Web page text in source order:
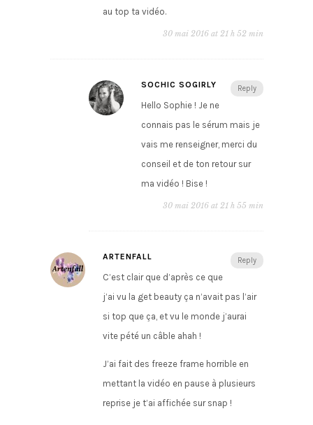
au top ta vidéo.
30 mai 2016 at 21 h 52 min
Reply
SOCHIC SOGIRLY
Hello Sophie ! Je ne
connais pas le sérum mais je
vais me renseigner, merci du
conseil et de ton retour sur
ma vidéo ! Bise !
30 mai 2016 at 21 h 55 min
Reply
ARTENFALL
C’est clair que d’après ce que
j’ai vu la get beauty ça n’avait pas l’air
si top que ça, et vu le monde j’aurai
vite pété un câble ahah !
J’ai fait des freeze frame horrible en
mettant la vidéo en pause à plusieurs
reprise je t’ai affichée sur snap !